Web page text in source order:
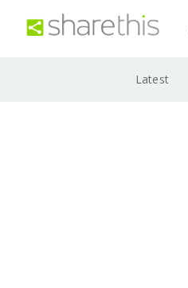
Latest